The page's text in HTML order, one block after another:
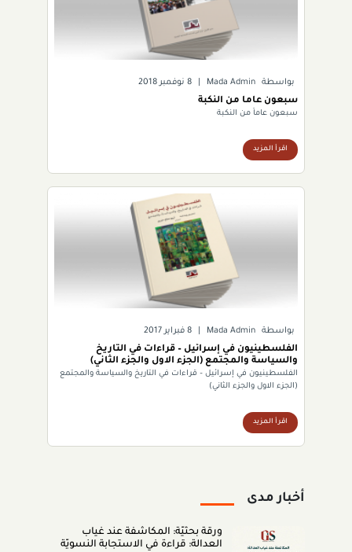
بواسطة Mada Admin 8 نوفمبر 2018
سبعون عاماً من النكبة
سبعون عاماً من النكبة
اقرأ المزيد
بواسطة Mada Admin 8 فبراير 2017
الفلسطينيون في إسرائيل – قراءات في التاريخ
والسياسة والمجتمع (الجزء الاول والجزء الثاني)
الفلسطينيون في إسرائيل – قراءات في التاريخ والسياسة والمجتمع
(الجزء الاول والجزء الثاني)
اقرأ المزيد
أخبار مدى
ورقة بحثيّة: المكاشفة عند غياب
العدالة: قراءة في الاستجابة النسويّة